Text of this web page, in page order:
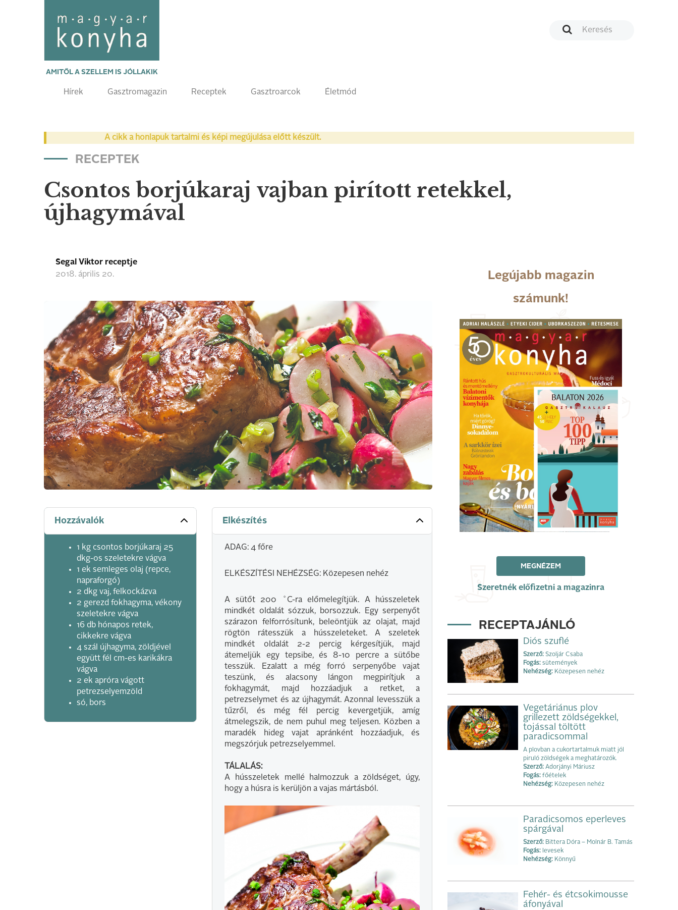
AMITŐL A SZELLEM IS JÓLLAKIK
Hírek Gasztromagazin Receptek Gasztroarcok Életmód
A cikk a honlapuk tartalmi és képi megújulása előtt készült.
RECEPTEK
Csontos borjúkaraj vajban pirított retekkel,
újhagymával
Segal Viktor receptje
2018. április 20.
Hozzávalók
1 kg csontos borjúkaraj 25
dkg-os szeletekre vágva
1 ek semleges olaj (repce,
napraforgó)
2 dkg vaj, felkockázva
2 gerezd fokhagyma, vékony
szeletekre vágva
16 db hónapos retek,
cikkekre vágva
4 szál újhagyma, zöldjével
együtt fél cm-es karikákra
vágva
2 ek apróra vágott
petrezselyemzöld
só, bors
Elkészítés
ADAG: 4 főre
ELKÉSZÍTÉSI NEHÉZSÉG: Közepesen nehéz
A sütőt 200 ˚C-ra előmelegítjük. A hússzeletek
mindkét oldalát sózzuk, borsozzuk. Egy serpenyőt
szárazon felforrósítunk, beleöntjük az olajat, majd
rögtön rátesszük a hússzeleteket. A szeletek
mindkét oldalát 2-2 percig kérgesítjük, majd
átemeljük egy tepsibe, és 8-10 percre a sütőbe
tesszük. Ezalatt a még forró serpenyőbe vajat
teszünk, és alacsony lángon megpirítjuk a
fokhagymát, majd hozzáadjuk a retket, a
petrezselymet és az újhagymát. Azonnal levesszük a
tűzről, és még fél percig kevergetjük, amíg
átmelegszik, de nem puhul meg teljesen. Közben a
maradék hideg vajat apránként hozzáadjuk, és
megszórjuk petrezselyemmel.
TÁLALÁS:
A hússzeletek mellé halmozzuk a zöldséget, úgy,
hogy a húsra is kerüljön a vajas mártásból.
Legújabb magazin
számunk!
MEGNÉZEM
Szeretnék előfizetni a magazinra
RECEPTAJÁNLÓ
Diós szuflé
Szerző: Szoljár Csaba
Fogás: sütemények
Nehézség: Közepesen nehéz
Vegetáriánus plov
grillezett zöldségekkel,
tojással töltött
paradicsommal
A plovban a cukortartalmuk miatt jól
piruló zöldségek a meghatározók.
Szerző: Adorjányi Máriusz
Fogás: főételek
Nehézség: Közepesen nehéz
Paradicsomos eperleves
spárgával
Szerző: Bittera Dóra – Molnár B. Tamás
Fogás: levesek
Nehézség: Könnyű
Fehér- és étcsokimousse
áfonyával